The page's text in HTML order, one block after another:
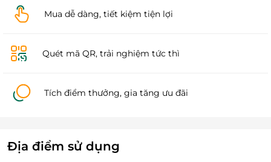
Mua dễ dàng, tiết kiệm tiện lợi
Quét mã QR, trải nghiệm tức thì
Tích điểm thưởng, gia tăng ưu đãi
Địa điểm sử dụng